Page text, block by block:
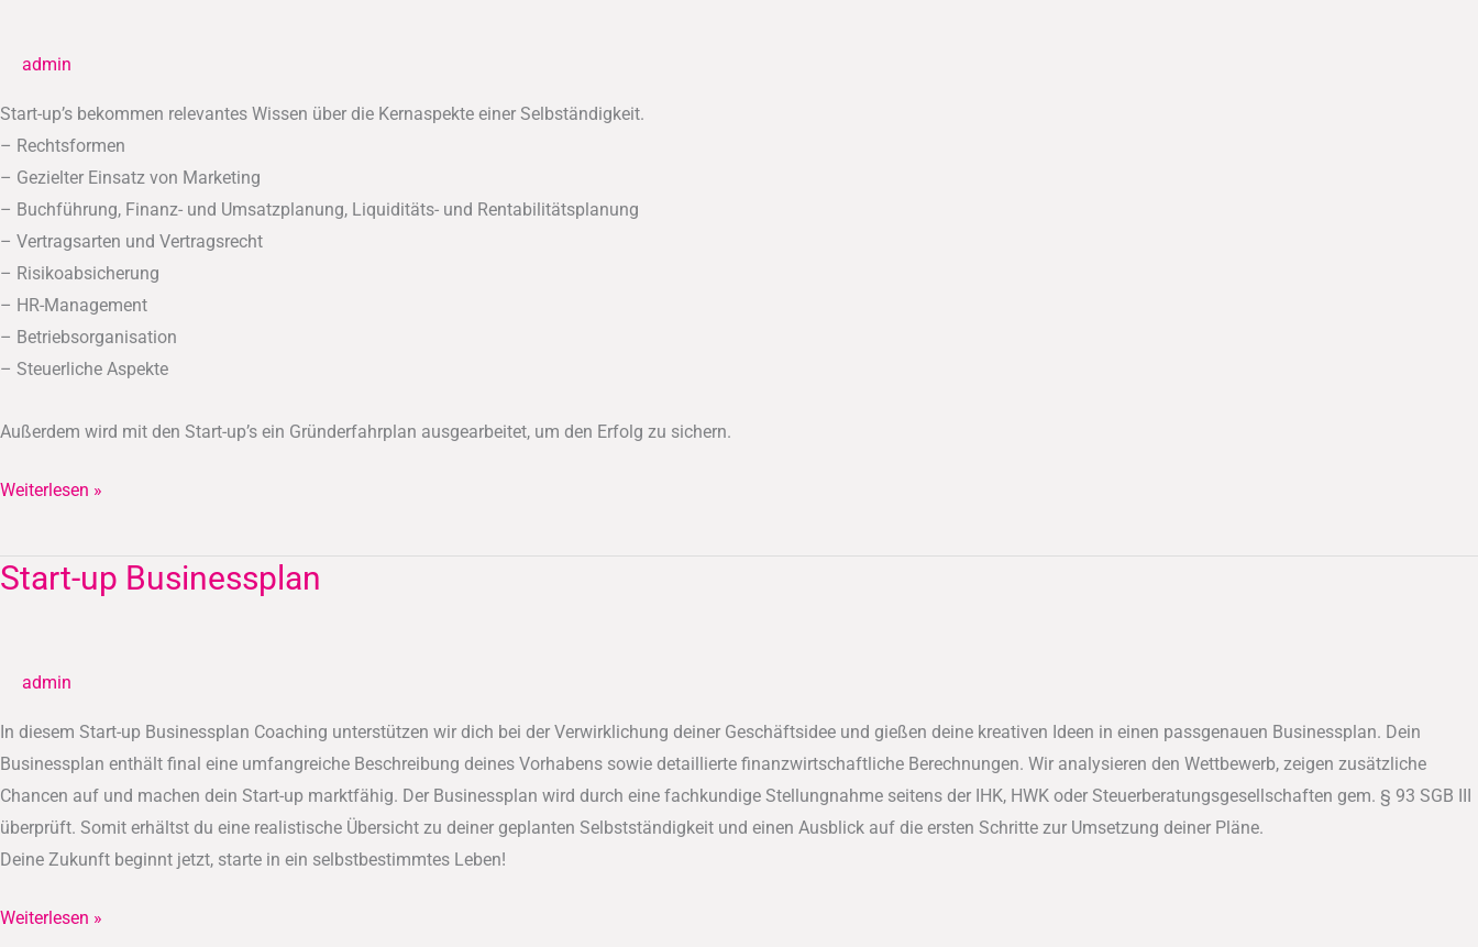
admin
Start-up’s bekommen relevantes Wissen über die Kernaspekte einer Selbständigkeit.
– Rechtsformen
– Gezielter Einsatz von Marketing
– Buchführung, Finanz- und Umsatzplanung, Liquiditäts- und Rentabilitätsplanung
– Vertragsarten und Vertragsrecht
– Risikoabsicherung
– HR-Management
– Betriebsorganisation
– Steuerliche Aspekte
Außerdem wird mit den Start-up’s ein Gründerfahrplan ausgearbeitet, um den Erfolg zu sichern.
Weiterlesen »
Start-up Businessplan
admin
In diesem Start-up Businessplan Coaching unterstützen wir dich bei der Verwirklichung deiner Geschäftsidee und gießen deine kreativen Ideen in einen passgenauen Businessplan. Dein
Businessplan enthält final eine umfangreiche Beschreibung deines Vorhabens sowie detaillierte finanzwirtschaftliche Berechnungen. Wir analysieren den Wettbewerb, zeigen zusätzliche
Chancen auf und machen dein Start-up marktfähig. Der Businessplan wird durch eine fachkundige Stellungnahme seitens der IHK, HWK oder Steuerberatungsgesellschaften gem. § 93 SGB III
überprüft. Somit erhältst du eine realistische Übersicht zu deiner geplanten Selbstständigkeit und einen Ausblick auf die ersten Schritte zur Umsetzung deiner Pläne.
Deine Zukunft beginnt jetzt, starte in ein selbstbestimmtes Leben!
Start-
Weiterlesen »